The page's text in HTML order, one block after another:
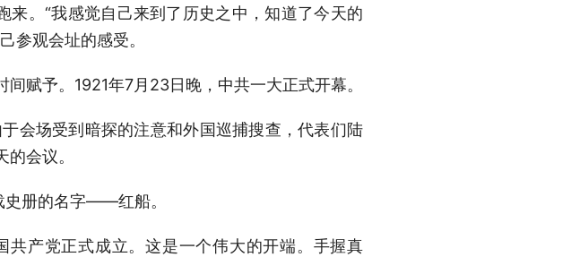
。“我感觉自己来到了历史之中，知道了今天的
参观会址的感受。
予。1921年7月23日晚，中共一大正式开幕。
场受到暗探的注意和外国巡捕搜查，代表们陆
会议。
册的名字——红船。
产党正式成立。这是一个伟大的开端。手握真